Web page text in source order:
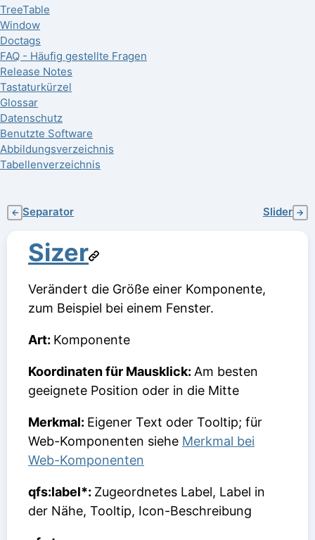
TreeTable
Window
Doctags
FAQ - Häufig gestellte Fragen
Release Notes
Tastaturkürzel
Glossar
Datenschutz
Benutzte Software
Abbildungsverzeichnis
Tabellenverzeichnis
← Separator Slider →
Sizer
Verändert die Größe einer Komponente,
zum Beispiel bei einem Fenster.
Art: Komponente
Koordinaten für Mausklick: Am besten
geeignete Position oder in die Mitte
Merkmal: Eigener Text oder Tooltip; für
Web-Komponenten siehe Merkmal bei
Web-Komponenten
qfs:label*: Zugeordnetes Label, Label in
der Nähe, Tooltip, Icon-Beschreibung